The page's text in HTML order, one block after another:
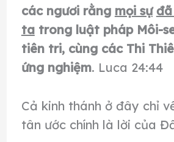
các ngươi rằng mọi sự
tatrong luật pháp Môi-
tiên tri, cùng các Thi
ứng nghiệm. Luca 24:44
Cả kinh thánh ở đây chỉ
tân ước chính là lời của